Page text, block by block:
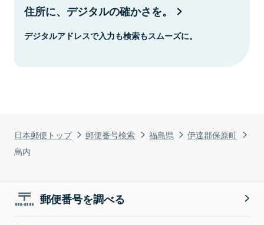
日本郵便トップ 郵便番号検索 福島県
伊達郡保原町
烏内
住所に、デジタルの確かさを。
デジタルアドレスで入力も検索もスムーズに。
郵便番号を調べる